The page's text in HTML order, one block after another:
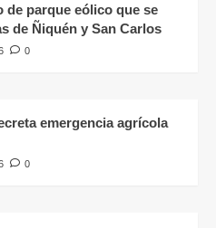
de parque eólico que se
de Ñiquén y San Carlos
0
emergencia agrícola
0